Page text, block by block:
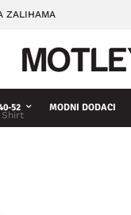
ZALIHAMA
52 MODNI DODACI